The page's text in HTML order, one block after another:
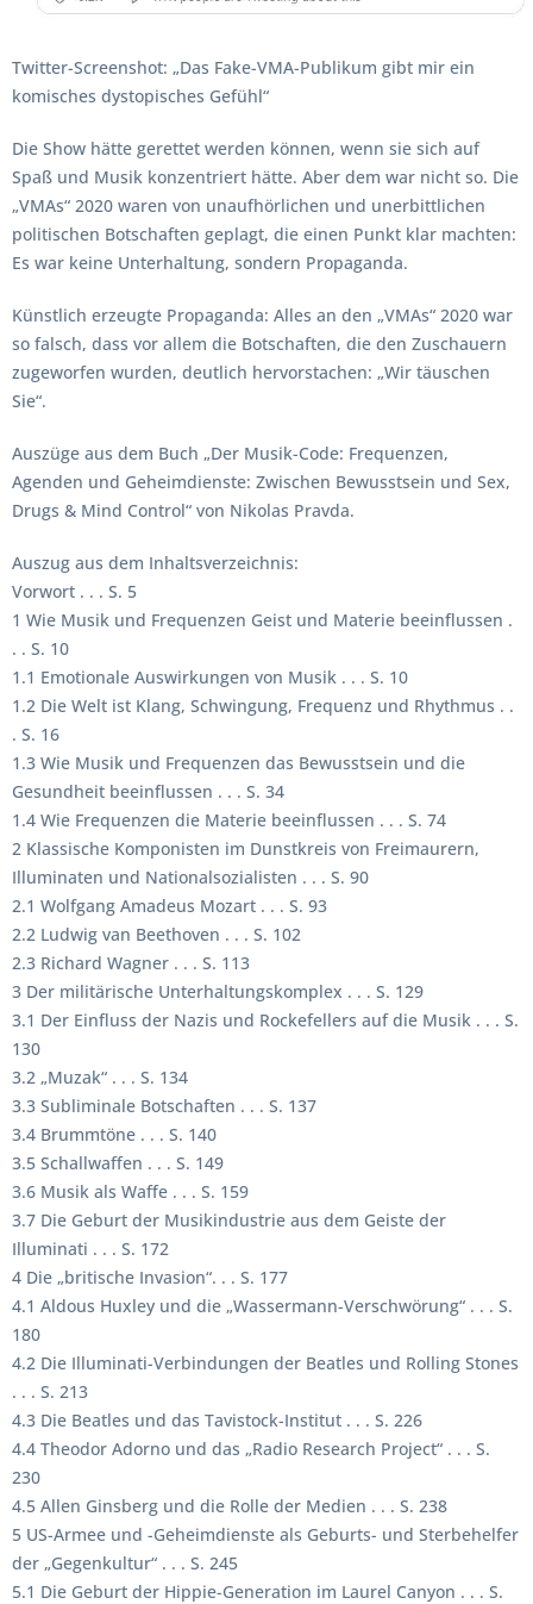
Twitter-Screenshot: „Das Fake-VMA-Publikum gibt mir ein
komisches dystopisches Gefühl“
Die Show hätte gerettet werden können, wenn sie sich auf
Spaß und Musik konzentriert hätte. Aber dem war nicht so. Die
„VMAs“ 2020 waren von unaufhörlichen und unerbittlichen
politischen Botschaften geplagt, die einen Punkt klar machten:
Es war keine Unterhaltung, sondern Propaganda.
Künstlich erzeugte Propaganda: Alles an den „VMAs“ 2020 war
so falsch, dass vor allem die Botschaften, die den Zuschauern
zugeworfen wurden, deutlich hervorstachen: „Wir täuschen
Sie“.
Auszüge aus dem Buch „Der Musik-Code: Frequenzen,
Agenden und Geheimdienste: Zwischen Bewusstsein und Sex,
Drugs & Mind Control“ von Nikolas Pravda.
Auszug aus dem Inhaltsverzeichnis:
Vorwort . . . S. 5
1 Wie Musik und Frequenzen Geist und Materie beeinflussen .
. . S. 10
1.1 Emotionale Auswirkungen von Musik . . . S. 10
1.2 Die Welt ist Klang, Schwingung, Frequenz und Rhythmus . .
. S. 16
1.3 Wie Musik und Frequenzen das Bewusstsein und die
Gesundheit beeinflussen . . . S. 34
1.4 Wie Frequenzen die Materie beeinflussen . . . S. 74
2 Klassische Komponisten im Dunstkreis von Freimaurern,
Illuminaten und Nationalsozialisten . . . S. 90
2.1 Wolfgang Amadeus Mozart . . . S. 93
2.2 Ludwig van Beethoven . . . S. 102
2.3 Richard Wagner . . . S. 113
3 Der militärische Unterhaltungskomplex . . . S. 129
3.1 Der Einfluss der Nazis und Rockefellers auf die Musik . . . S.
130
3.2 „Muzak“ . . . S. 134
3.3 Subliminale Botschaften . . . S. 137
3.4 Brummtöne . . . S. 140
3.5 Schallwaffen . . . S. 149
3.6 Musik als Waffe . . . S. 159
3.7 Die Geburt der Musikindustrie aus dem Geiste der
Illuminati . . . S. 172
4 Die „britische Invasion“. . . S. 177
4.1 Aldous Huxley und die „Wassermann-Verschwörung“ . . . S.
180
4.2 Die Illuminati-Verbindungen der Beatles und Rolling Stones
. . . S. 213
4.3 Die Beatles und das Tavistock-Institut . . . S. 226
4.4 Theodor Adorno und das „Radio Research Project“ . . . S.
230
4.5 Allen Ginsberg und die Rolle der Medien . . . S. 238
5 US-Armee und -Geheimdienste als Geburts- und Sterbehelfer
der „Gegenkultur“ . . . S. 245
5.1 Die Geburt der Hippie-Generation im Laurel Canyon . . . S.